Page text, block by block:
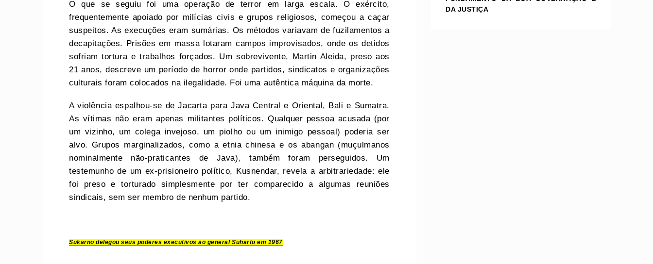
O que se seguiu foi uma operação de terror em larga escala. O exército,
frequentemente apoiado por milícias civis e grupos religiosos, começou a caçar
suspeitos. As execuções eram sumárias. Os métodos variavam de fuzilamentos a
decapitações. Prisões em massa lotaram campos improvisados, onde os detidos
sofriam tortura e trabalhos forçados. Um sobrevivente, Martin Aleida, preso aos
21 anos, descreve um período de horror onde partidos, sindicatos e organizações
culturais foram colocados na ilegalidade. Foi uma autêntica máquina da morte.
A violência espalhou-se de Jacarta para Java Central e Oriental, Bali e Sumatra.
As vítimas não eram apenas militantes políticos. Qualquer pessoa acusada (por
um vizinho, um colega invejoso, um piolho ou um inimigo pessoal) poderia ser
alvo. Grupos marginalizados, como a etnia chinesa e os abangan (muçulmanos
nominalmente não-praticantes de Java), também foram perseguidos. Um
testemunho de um ex-prisioneiro político, Kusnendar, revela a arbitrariedade: ele
foi preso e torturado simplesmente por ter comparecido a algumas reuniões
sindicais, sem ser membro de nenhum partido.
Sukarno delegou seus poderes executivos ao general Suharto em 1967
DA JUSTIÇA